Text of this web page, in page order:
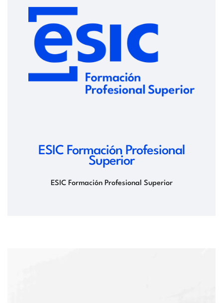
ESIC Formación Profesional
Superior
ESIC Formación Profesional Superior